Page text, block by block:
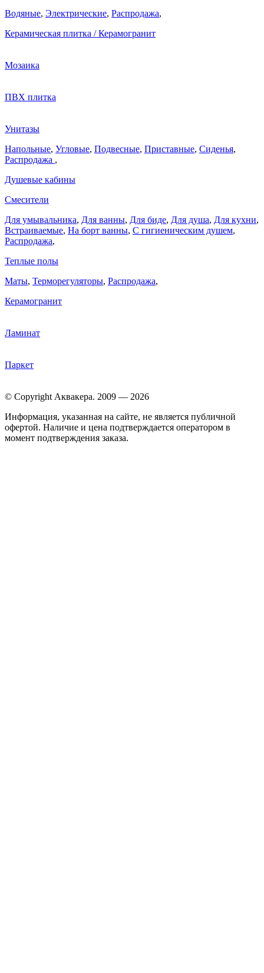
Водяные, Электрические, Распродажа,
Керамическая плитка / Керамогранит
Мозаика
ПВХ плитка
Унитазы
Напольные, Угловые, Подвесные, Приставные, Сиденья,
Распродажа ,
Душевые кабины
Смесители
Для умывальника, Для ванны, Для биде, Для душа, Для кухни,
Встраиваемые, На борт ванны, C гигиеническим душем,
Распродажа,
Теплые полы
Маты, Терморегуляторы, Распродажа,
Керамогранит
Ламинат
Паркет
© Copyright Аквакера. 2009 — 2026
Информация, указанная на сайте, не является публичной
офертой. Наличие и цена подтверждается оператором в
момент подтверждения заказа.